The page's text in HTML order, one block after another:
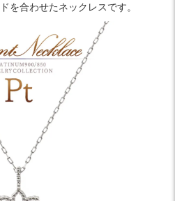
を合わせたネックレスです。